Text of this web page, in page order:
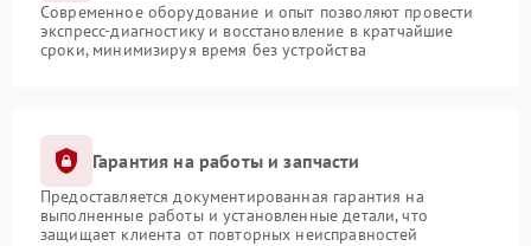
Современное оборудование и опыт позволяют провести
экспресс-диагностику и восстановление в кратчайшие
сроки, минимизируя время без устройства
Гарантия на работы и запчасти
Предоставляется документированная гарантия на
выполненные работы и установленные детали, что
защищает клиента от повторных неисправностей